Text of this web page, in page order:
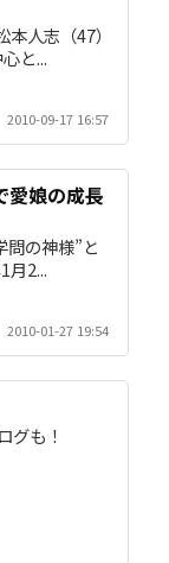
人志（47）
と...
2010-09-17 16:57
愛娘の成長
の神様”と
月2...
2010-01-27 19:54
グも！